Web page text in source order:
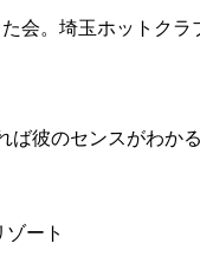
会。埼玉ホットク
ば彼のセンスがわか
ート